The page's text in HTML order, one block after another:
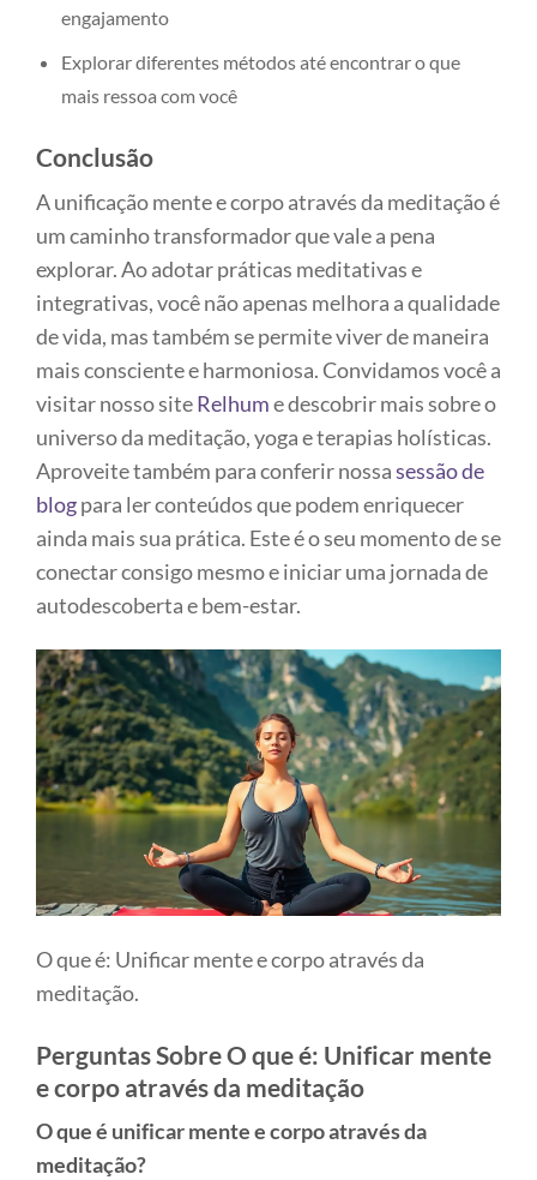
engajamento
Explorar diferentes métodos até encontrar o que
mais ressoa com você
Conclusão
A unificação mente e corpo através da meditação é
um caminho transformador que vale a pena
explorar. Ao adotar práticas meditativas e
integrativas, você não apenas melhora a qualidade
de vida, mas também se permite viver de maneira
mais consciente e harmoniosa. Convidamos você a
visitar nosso siteRelhume descobrir mais sobre o
universo da meditação, yoga e terapias holísticas.
Aproveite também para conferir nossasessão de
blogpara ler conteúdos que podem enriquecer
ainda mais sua prática. Este é o seu momento de se
conectar consigo mesmo e iniciar uma jornada de
autodescoberta e bem-estar.
O que é: Unificar mente e corpo através da
meditação.
Perguntas Sobre O que é: Unificar mente
e corpo através da meditação
O que é unificar mente e corpo através da
meditação?